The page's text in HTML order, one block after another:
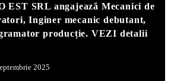
EST SRL angajează Mecanici de
Inginer mecanic debutant,
producție. VEZI detalii
2025